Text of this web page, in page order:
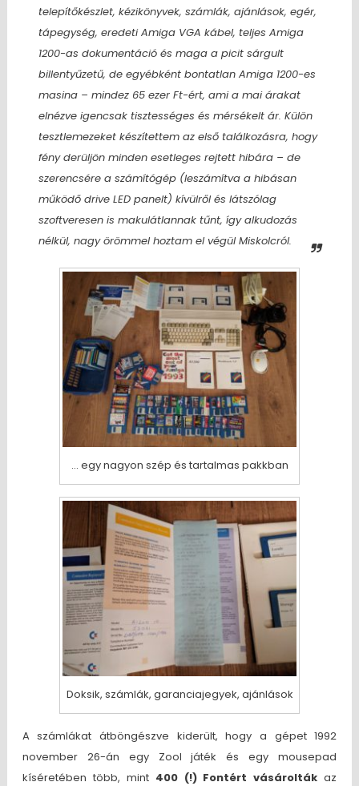
telepítőkészlet, kézikönyvek, számlák, ajánlások, egér,
tápegység, eredeti Amiga VGA kábel, teljes Amiga
1200-as dokumentáció és maga a picit sárgult
billentyűzetű, de egyébként bontatlan Amiga 1200-es
masina– mindez 65 ezer Ft-ért, ami a mai árakat
elnézve igencsak tisztességes és mérsékelt ár. Külön
tesztlemezeket készítettem az első találkozásra, hogy
fény derüljön minden esetleges rejtett hibára – de
szerencsére a számítógép (leszámítva a hibásan
működő drive LED panelt) kívülről és látszólag
szoftveresen is makulátlannak tűnt, így alkudozás
nélkül, nagy örömmel hoztam el végül Miskolcról.
… egy nagyon szép és tartalmas pakkban
Doksik, számlák, garanciajegyek, ajánlások
A számlákat átböngészve kiderült, hogy a gépet 1992
november 26-án egy Zool játék és egy mousepad
kíséretében több, mint 400 (!) Fontért vásárolták az